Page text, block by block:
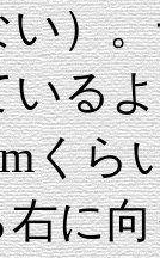
）
る
く
に